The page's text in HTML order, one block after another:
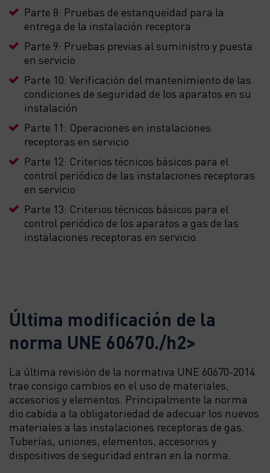
Parte 8: Pruebas de estanqueidad para la
entrega de la instalación receptora
Parte 9: Pruebas previas al suministro y puesta
en servicio
Parte 10: Verificación del mantenimiento de las
condiciones de seguridad de los aparatos en su
instalación
Parte 11: Operaciones en instalaciones
receptoras en servicio
Parte 12: Criterios técnicos básicos para el
control periódico de las instalaciones receptoras
en servicio
Parte 13: Criterios técnicos básicos para el
control periódico de los aparatos a gas de las
instalaciones receptoras en servicio.
Última modificación de la
norma UNE 60670./h2>
La última revisión de la normativa UNE 60670-2014
trae consigo cambios en el uso de materiales,
accesorios y elementos. Principalmente la norma
dio cabida a la obligatoriedad de adecuar los nuevos
materiales a las instalaciones receptoras de gas.
Tuberías, uniones, elementos, accesorios y
dispositivos de seguridad entran en la norma.